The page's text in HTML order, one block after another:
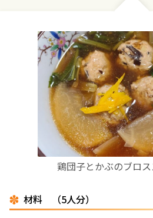
鶏団子とかぶのブロ
材料 （5人分）
お産につ
親と子の結び
母乳育児
予防接種